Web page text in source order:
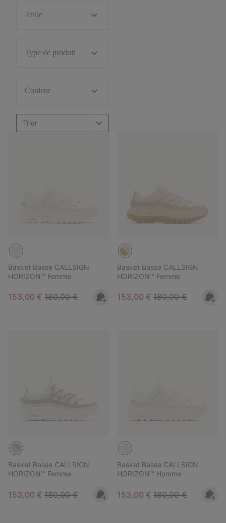
Taille
Type de produit
Couleur
Trier
Basket Basse CALLSIGN
HORIZON™ Femme
Sale price:
153,00 € Regular price:
180,00 €
Basket Basse CALLSIGN
HORIZON™ Femme
Sale price:
153,00 € Regular price:
180,00 €
Basket Basse CALLSIGN
HORIZON™ Femme
Sale price:
153,00 € Regular price:
180,00 €
Basket Basse CALLSIGN
HORIZON™ Homme
Sale price:
153,00 € Regular price:
180,00 €